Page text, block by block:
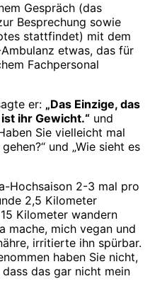
Gespräch (das
Besprechung sowie
stattfindet) mit dem
etwas, das für
Fachpersonal
er: „Das Einzige, das
ihr Gewicht.“ und
Sie vielleicht mal
und „Wie sieht es
Hochsaison 2-3 mal pro
2,5 Kilometer
Kilometer wandern
mache, mich vegan und
irritierte ihn spürbar.
haben Sie nicht,
das gar nicht mein